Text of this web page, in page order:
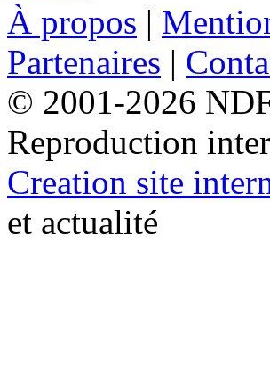
À propos |
Partenaires |
© 2001-2026
Reproduction
Creation site
et actualité